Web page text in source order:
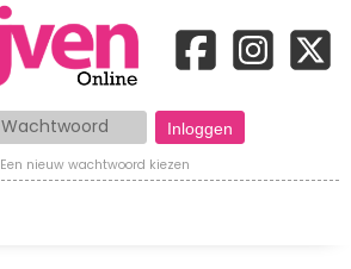
Wachtwoord
Een nieuw wachtwoord kiezen